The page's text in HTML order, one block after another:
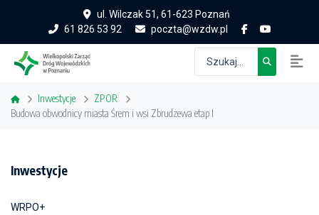
ul. Wilczak 51, 61-623 Poznań
61 826 53 92
poczta@wzdw.pl
Inwestycje
ZPOR
Budowa obwodnicy miasta Śrem i wsi Zbrudzewa etap I
Inwestycje
WRPO+